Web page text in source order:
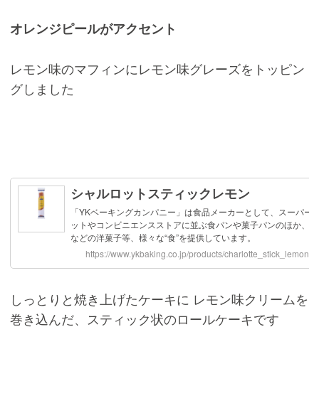
オレンジピールがアクセント
レモン味のマフィンにレモン味グレーズをトッピン
グしました
しっとりと焼き上げたケーキに レモン味クリームを
巻き込んだ、スティック状のロールケーキです